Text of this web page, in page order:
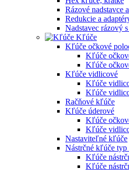
Rázové nadstavce
Redukcie a
Nadstavec rázový
Kľúče
Kľúče očkové
Kľúče
Kľúče
Kľúče vidlicové
Kľúče
Kľúče
Račňové kľúče
Kľúče úderové
Kľúče
Kľúče
Nastaviteľné kľúče
Nástrčné kľúče
Kľúče
Kľúče